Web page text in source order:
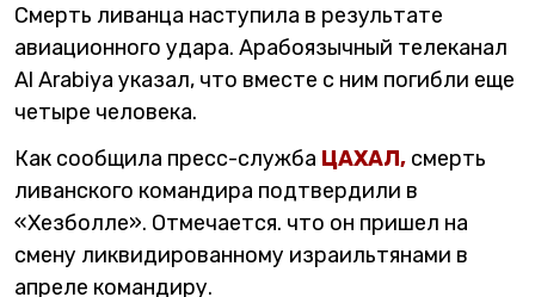
Смерть ливанца наступила в результате
авиационного удара. Арабоязычный телеканал
Al Arabiya указал, что вместе с ним погибли еще
четыре человека.
Как сообщила пресс-служба ЦАХАЛ, смерть
ливанского командира подтвердили в
«Хезболле». Отмечается. что он пришел на
смену ликвидированному израильтянами в
апреле командиру.